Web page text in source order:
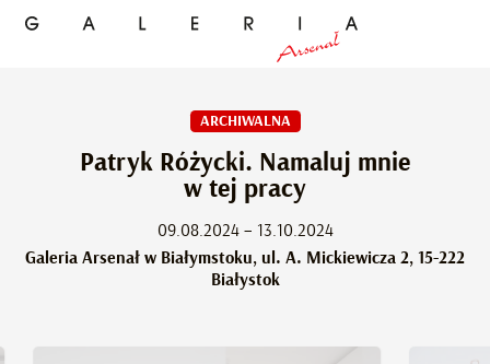
ARCHIWALNA
Patryk Różycki. Namaluj mnie
w tej pracy
09.08.2024 – 13.10.2024
Galeria Arsenał w Białymstoku, ul. A. Mickiewicza 2, 15-222
Białystok